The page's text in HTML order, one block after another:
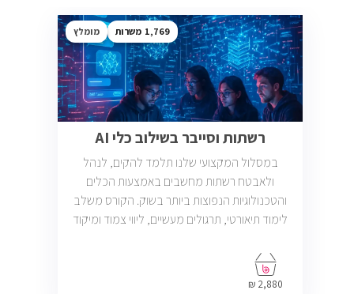
1,769 מומלץ
רשתות וסייבר בשילוב כלי AI
במסלול המקצועי שלנו תלמד להקים, לנהל
ולאבטח רשתות מחשבים באמצעות הכלים
והטכנולוגיות הנפוצות ביותר בשוק. הקורס משלב
לימוד תיאורטי, תרגולים מעשיים, ליווי צמוד ומיקוד
2,880 ₪